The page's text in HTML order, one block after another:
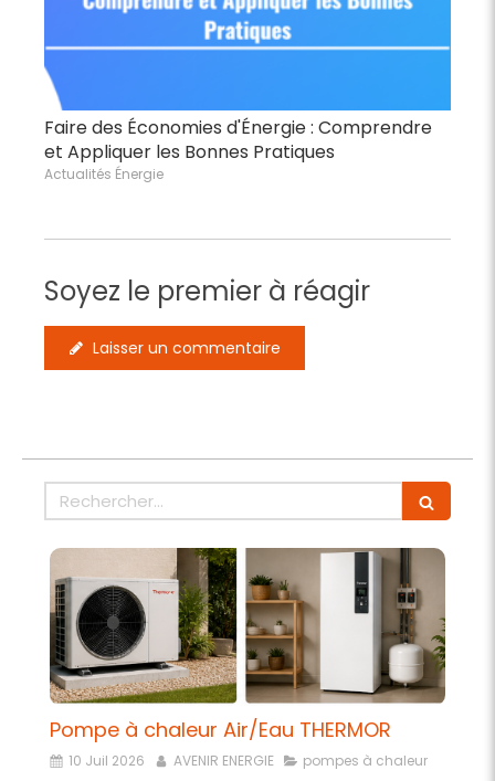
Faire des Économies d'Énergie : Comprendre
et Appliquer les Bonnes Pratiques
Actualités Énergie
Soyez le premier à réagir
Laisser un commentaire
Rechercher
Pompe à chaleur Air/Eau THERMOR
10 Juil 2026 AVENIR ENERGIE pompes à chaleur